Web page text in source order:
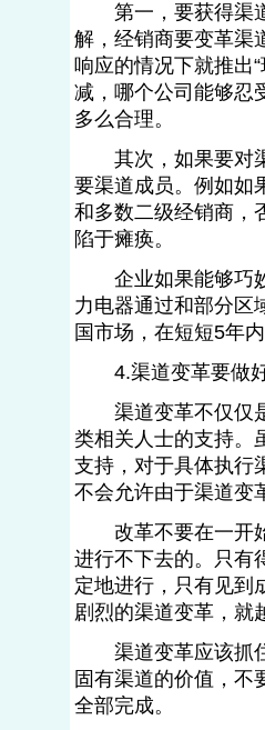
第一，要获得渠道
解，经销商要变革渠
响应的情况下就推出
减，哪个公司能够忍
多么合理。
其次，如果要对渠
要渠道成员。例如如
和多数二级经销商，
陷于瘫痪。
企业如果能够巧妙
力电器通过和部分区
国市场，在短短5年
4.渠道变革要做
渠道变革不仅仅是
类相关人士的支持。
支持，对于具体执行
不会允许由于渠道变
改革不要在一开始
进行不下去的。只有
定地进行，只有见到
剧烈的渠道变革，就
渠道变革应该抓住
固有渠道的价值，不
全部完成。